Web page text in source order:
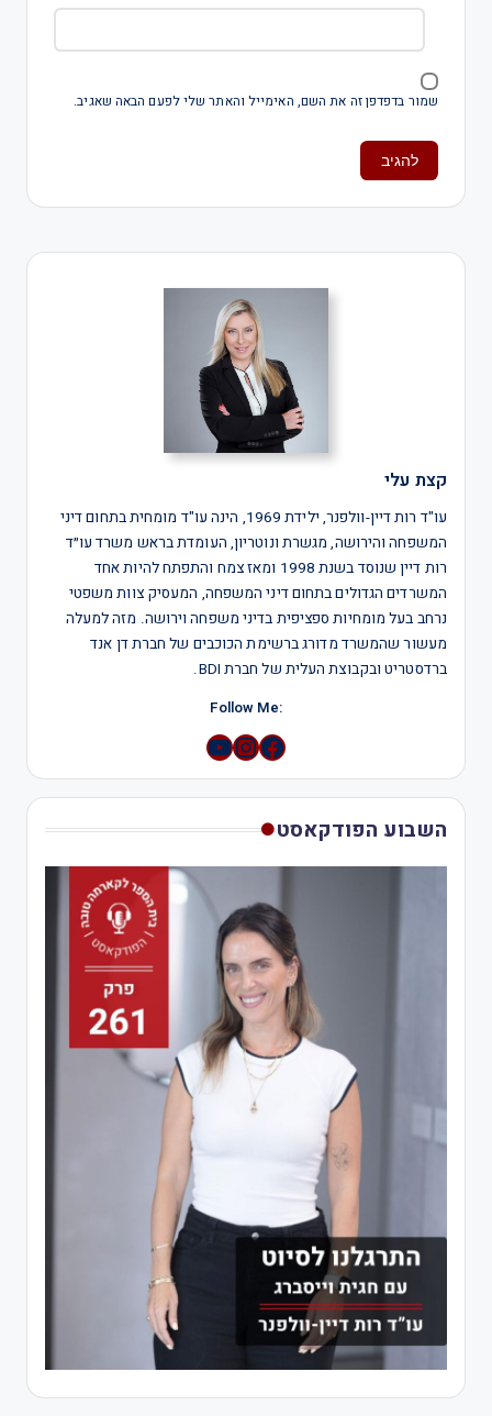
שמור בדפדפן זה את השם, האימייל והאתר שלי לפעם הבאה שאגיב.
קצת עלי
עו"ד רות דיין-וולפנר, ילידת 1969, הינה עו"ד מומחית בתחום דיני
המשפחה והירושה, מגשרת ונוטריון, העומדת בראש משרד עו״ד
רות דיין שנוסד בשנת 1998 ומאז צמח והתפתח להיות אחד
המשרדים הגדולים בתחום דיני המשפחה, המעסיק צוות משפטי
נרחב בעל מומחיות ספציפית בדיני משפחה וירושה. מזה למעלה
מעשור שהמשרד מדורג ברשימת הכוכבים של חברת דן אנד
ברדסטריט ובקבוצת העלית של חברת BDI.
:Follow Me
Instagram
YouTube
השבוע הפודקאסט